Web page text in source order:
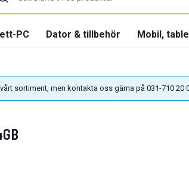
PC Dator & tillbehör Mobil,
sortiment, men kontakta oss gärna på 031-710 20